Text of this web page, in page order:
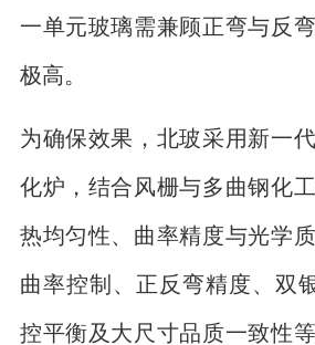
一单元玻璃需兼顾正弯与反
极高。
为确保效果，北玻采用新一
化炉，结合风栅与多曲钢化
热均匀性、曲率精度与光学
曲率控制、正反弯精度、双
控平衡及大尺寸品质一致性